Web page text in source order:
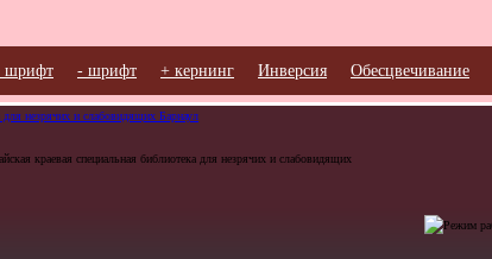
Обесцвечивание
Инверсия
+ кернинг
- шрифт
шрифт